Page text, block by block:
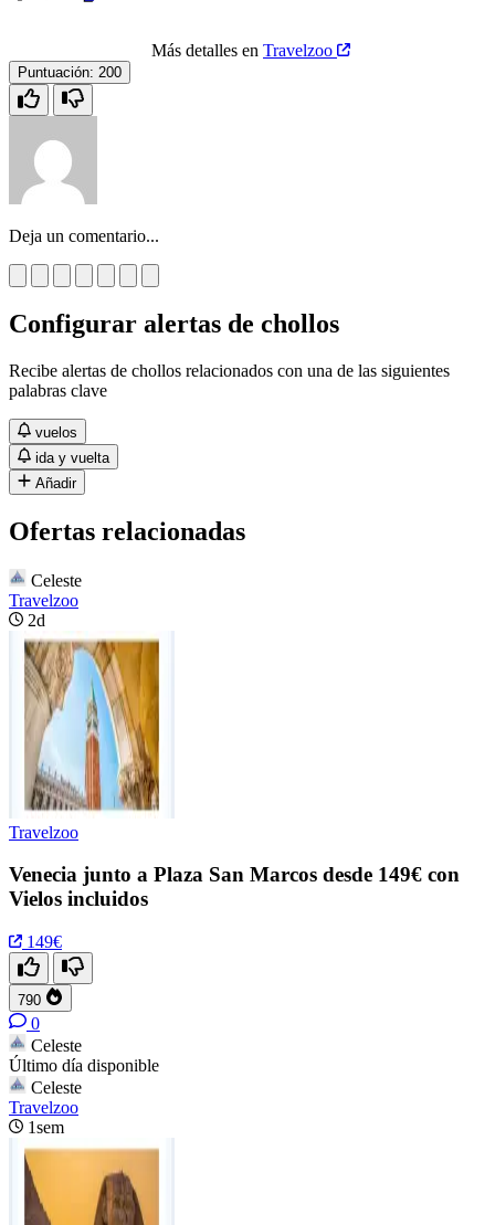
Más detalles en Travelzoo
Puntuación: 200
Deja un comentario...
Configurar alertas de chollos
Recibe alertas de chollos relacionados con una de las siguientes
palabras clave
vuelos
ida y vuelta
Añadir
Ofertas relacionadas
Celeste
Travelzoo
2d
Travelzoo
Venecia junto a Plaza San Marcos desde 149€ con
Vielos incluidos
149€
790
0
Celeste
Último día disponible
Celeste
Travelzoo
1sem